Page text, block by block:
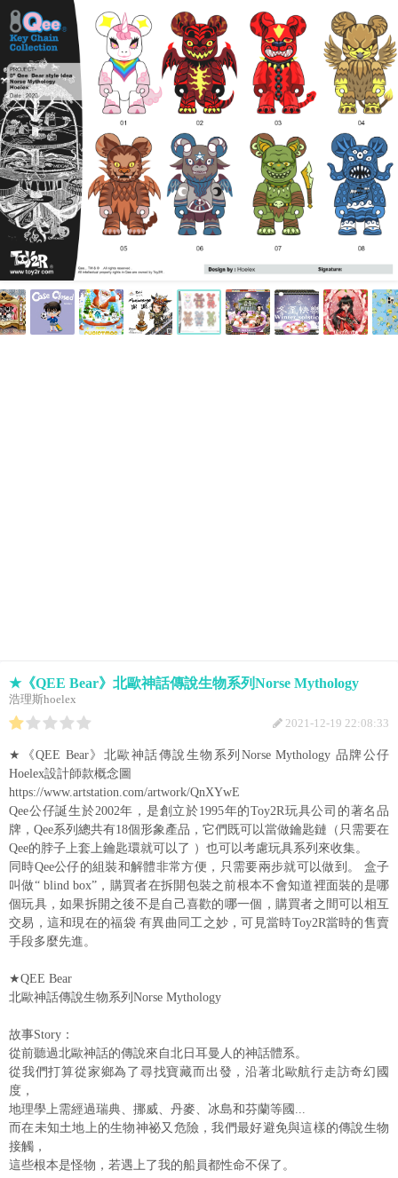
★《QEE Bear》北歐神話傳說生物系列Norse Mythology
浩理斯hoelex
2021-12-19 22:08:33
★《QEE Bear》北歐神話傳說生物系列Norse Mythology 品牌公仔
Hoelex設計師款概念圖
https://www.artstation.com/artwork/QnXYwE
Qee公仔誕生於2002年，是創立於1995年的Toy2R玩具公司的著名品
牌，Qee系列總共有18個形象產品，它們既可以當做鑰匙鏈（只需要在
Qee的脖子上套上鑰匙環就可以了 ）也可以考慮玩具系列來收集。
同時Qee公仔的組裝和解體非常方便，只需要兩步就可以做到。 盒子
叫做“ blind box”，購買者在拆開包裝之前根本不會知道裡面裝的是哪
個玩具，如果拆開之後不是自己喜歡的哪一個，購買者之間可以相互
交易，這和現在的福袋 有異曲同工之妙，可見當時Toy2R當時的售賣
手段多麼先進。
★QEE Bear
北歐神話傳說生物系列Norse Mythology
故事Story：
從前聽過北歐神話的傳說來自北日耳曼人的神話體系。
從我們打算從家鄉為了尋找寶藏而出發，沿著北歐航行走訪奇幻國
度，
地理學上需經過瑞典、挪威、丹麥、冰島和芬蘭等國...
而在未知土地上的生物神祕又危險，我們最好避免與這樣的傳說生物
接觸，
這些根本是怪物，若遇上了我的船員都性命不保了。